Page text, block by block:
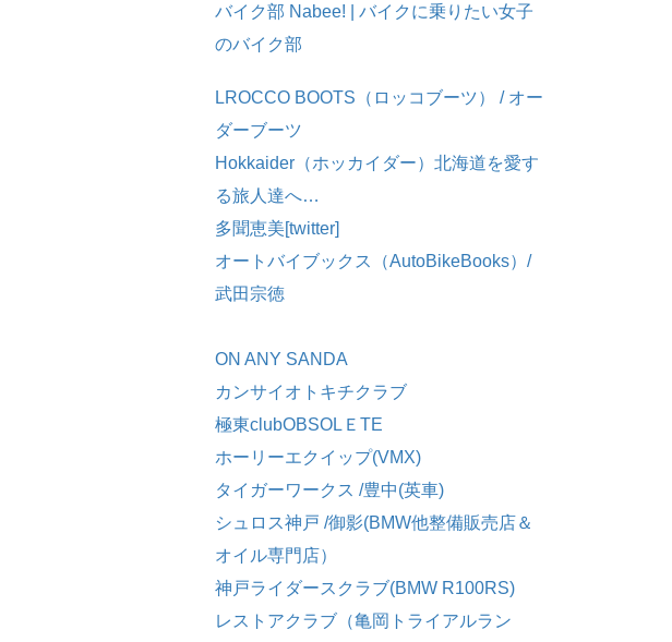
バイク部 Nabee! | バイクに乗りたい女子
のバイク部
LROCCO BOOTS（ロッコブーツ） / オー
ダーブーツ
Hokkaider（ホッカイダー）北海道を愛す
る旅人達へ…
多聞恵美[twitter]
オートバイブックス（AutoBikeBooks）/
武田宗徳
ON ANY SANDA
カンサイオトキチクラブ
極東clubOBSOLＥTE
ホーリーエクイップ(VMX)
タイガーワークス /豊中(英車)
シュロス神戸 /御影(BMW他整備販売店＆
オイル専門店）
神戸ライダースクラブ(BMW R100RS)
レストアクラブ（亀岡トライアルラン